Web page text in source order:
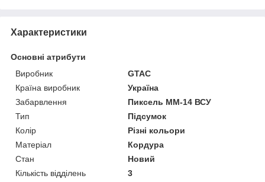
Характеристики
Основні атрибути
Виробник
GTAC
Країна виробник
Україна
Забарвлення
Пиксель ММ-14 ВСУ
Тип
Підсумок
Колір
Різні кольори
Матеріал
Кордура
Стан
Новий
Кількість відділень
3